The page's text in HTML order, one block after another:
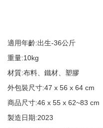
適用年齡:出生-36公斤
重量:10kg
材質:布料、鐵材、塑膠
外包裝尺寸:47 x 56 x 64 cm
商品尺寸:46 x 55 x 62~83 cm
製造日期:2023